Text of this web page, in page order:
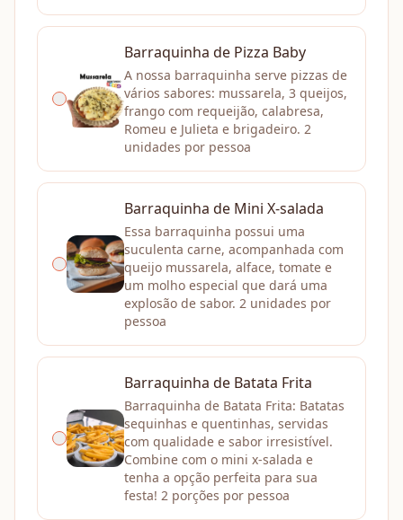
Barraquinha de Pizza Baby
A nossa barraquinha serve pizzas de
vários sabores: mussarela, 3 queijos,
frango com requeijão, calabresa,
Romeu e Julieta e brigadeiro. 2
unidades por pessoa
Barraquinha de Mini X-salada
Essa barraquinha possui uma
suculenta carne, acompanhada com
queijo mussarela, alface, tomate e
um molho especial que dará uma
explosão de sabor. 2 unidades por
pessoa
Barraquinha de Batata Frita
Barraquinha de Batata Frita: Batatas
sequinhas e quentinhas, servidas
com qualidade e sabor irresistível.
Combine com o mini x-salada e
tenha a opção perfeita para sua
festa! 2 porções por pessoa